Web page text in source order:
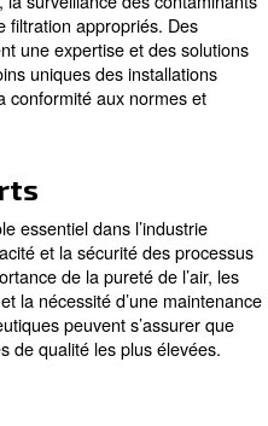
!
est-il
divers procédés